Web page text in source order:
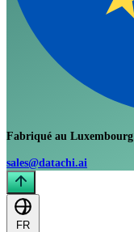
Fabriqué au Luxembourg
sales@datachi.ai
FR